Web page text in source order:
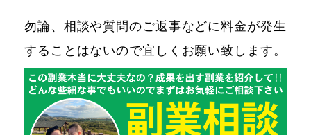
勿論、相談や質問のご返事などに料金が発生
することはないので宜しくお願い致します。